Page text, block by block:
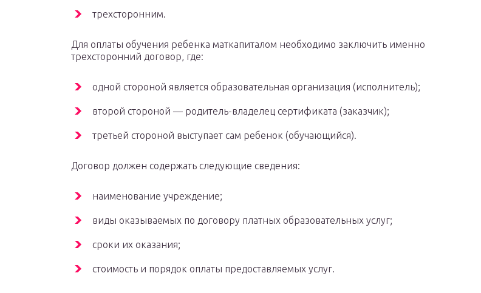
трехсторонним.
Для оплаты обучения ребенка маткапиталом необходимо заключить именно
трехсторонний договор, где:
одной стороной является образовательная организация (исполнитель);
второй стороной — родитель-владелец сертификата (заказчик);
третьей стороной выступает сам ребенок (обучающийся).
Договор должен содержать следующие сведения:
наименование учреждение;
виды оказываемых по договору платных образовательных услуг;
сроки их оказания;
стоимость и порядок оплаты предоставляемых услуг.